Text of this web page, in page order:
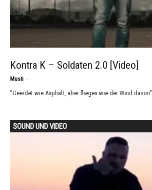
Kontra K – Soldaten 2.0 [Video]
Musti -
"Geerdet wie Asphalt, aber fliegen wie der Wind davon"
SOUND UND VIDEO